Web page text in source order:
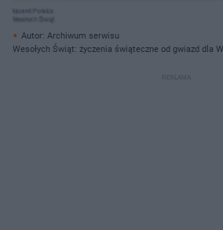
Autor: Archiwum serwisu
Wesołych Świąt: życzenia świąteczne od gwiazd dla